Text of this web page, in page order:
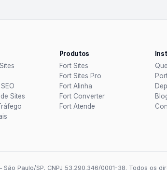
Sites
Produtos
Fort Sites
Fort Sites Pro
Fort Alinha
Fort Converter
Fort Atende
Paulo/SP. CNPJ 53.290.346/0001-38. Todos os